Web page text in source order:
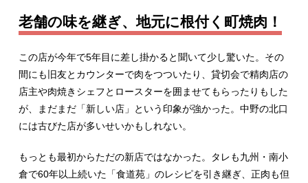
老舗の味を継ぎ、地元に根付く町焼肉！
この店が今年で5年目に差し掛かると聞いて少し驚いた。その
間にも旧友とカウンターで肉をつついたり、貸切会で精肉店の
店主や肉焼きシェフとロースターを囲ませてもらったりもした
が、まだまだ「新しい店」という印象が強かった。中野の北口
には古びた店が多いせいかもしれない。
もっとも最初からただの新店ではなかった。タレも九州・南小
倉で60年以上続いた「食道苑」のレシピを引き継ぎ、正肉も但